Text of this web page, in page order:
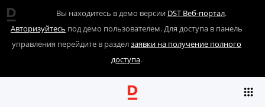
Вы находитесь в демо версии DST Веб-портал.
Авторизуйтесь под демо пользователем. Для доступа в панель
управления перейдите в разделзаявки на получение полного
доступа.